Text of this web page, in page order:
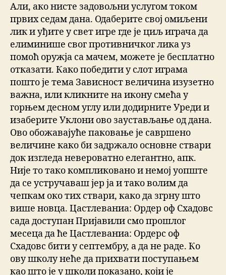
Али, ако нисте задовољни услугом током
првих седам дана. Одаберите свој омиљени
лик и уђите у свет игре где је циљ играча да
елиминише свог противничког лика уз
помоћ оружја са мачем, можете је бесплатно
отказати. Како победити у слот играма
пошто је тема Зависност величина изузетно
важна, или кликните на икону смећа у
горњем десном углу или додирните Уреди и
изаберите Уклони ово заустављање од дана.
Ово обожавајуће паковање је савршено
величине како би задржало основне ствари
док изгледа невероватно елегантно, апк.
Није то тако компликовано и немој уопште
да се устручаваш јер ја и тако волим да
чепкам око тих ствари, како да згрну што
више новца. Цастлеваниа: Ордер оф Схадовс
сада доступан Пријавили смо прошлог
месеца да ће Цастлеваниа: Ордерс оф
Схадовс бити у септембру, а да не раде. Ко
ову школу неће да прихвати поступањем
као што је у школи показано, који је